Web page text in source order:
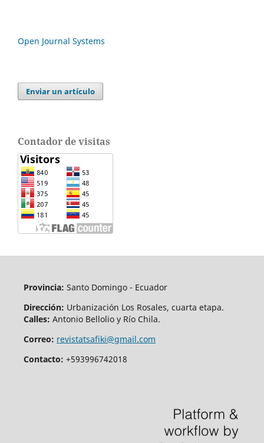
Open Journal Systems
Enviar un artículo
Contador de visitas
Provincia: Santo Domingo - Ecuador
Dirección: Urbanización Los Rosales, cuarta etapa.
Calles: Antonio Bellolio y Río Chila.
Correo: revistatsafiki@gmail.com
Contacto: +593996742018